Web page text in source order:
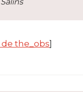
de the_obs]